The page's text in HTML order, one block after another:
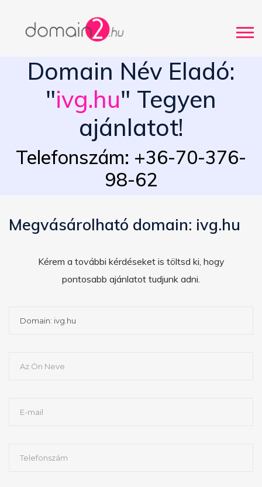
Domain Név Eladó:
"ivg.hu" Tegyen
ajánlatot!
Telefonszám: +36-70-376-
98-62
Megvásárolható domain: ivg.hu
Kérem a további kérdéseket is töltsd ki, hogy
pontosabb ajánlatot tudjunk adni.